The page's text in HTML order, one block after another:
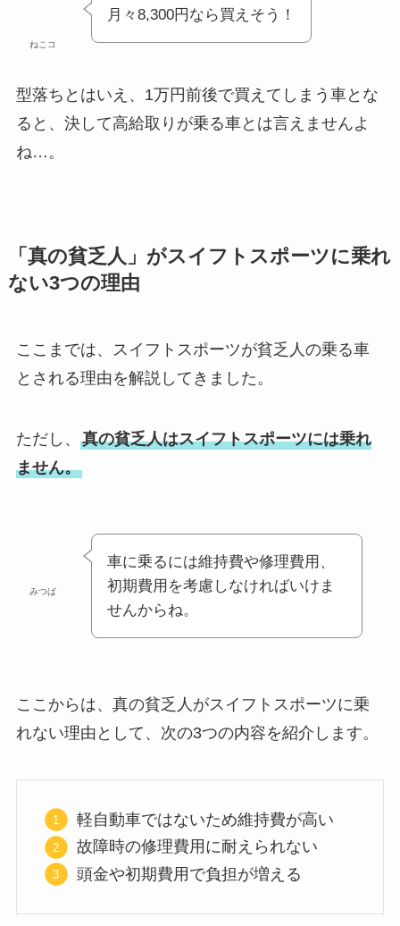
ねこコ
月々8,300円なら買えそう！
型落ちとはいえ、1万円前後で買えてしまう車とな
ると、決して高給取りが乗る車とは言えませんよ
ね…。
「真の貧乏人」がスイフトスポーツに乗れ
ない3つの理由
ここまでは、スイフトスポーツが貧乏人の乗る車
とされる理由を解説してきました。
ただし、 真の貧乏人はスイフトスポーツには乗れ
ません。
みつば
車に乗るには維持費や修理費用、
初期費用を考慮しなければいけま
せんからね。
ここからは、真の貧乏人がスイフトスポーツに乗
れない理由として、次の3つの内容を紹介します。
軽自動車ではないため維持費が高い
故障時の修理費用に耐えられない
頭金や初期費用で負担が増える